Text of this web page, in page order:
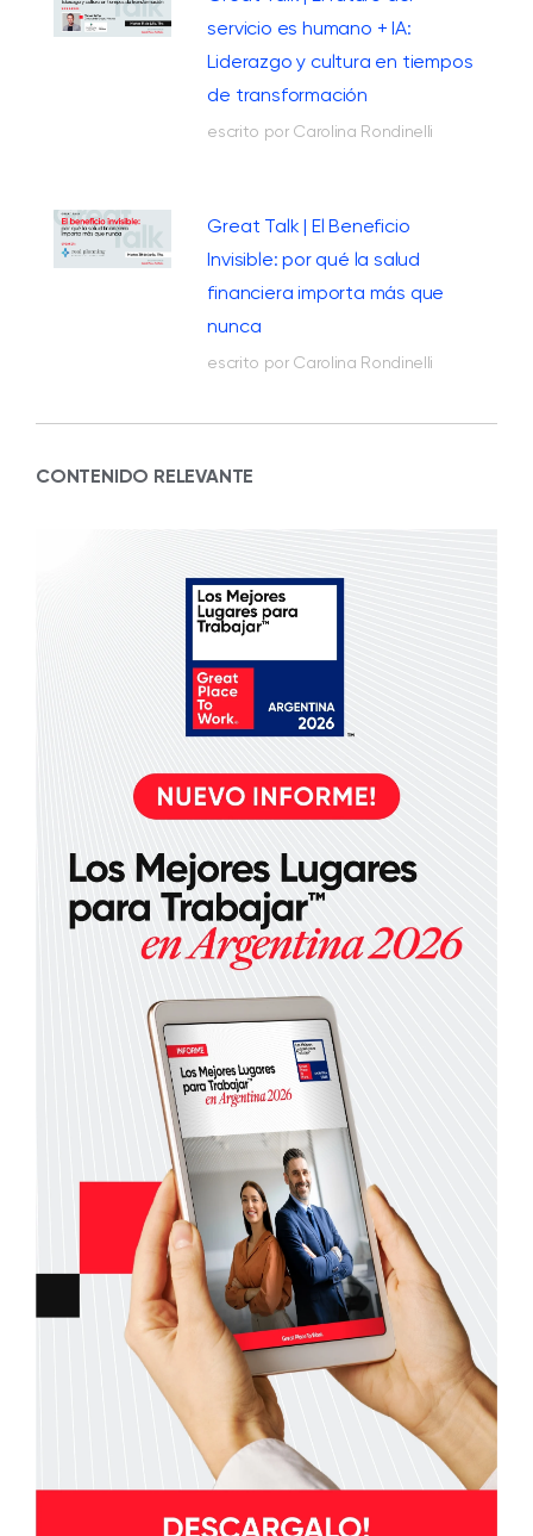
servicio es humano + IA:
Liderazgo y cultura en tiempos
de transformación
escrito por Carolina Rondinelli
Great Talk | El Beneficio
Invisible: por qué la salud
financiera importa más que
nunca
escrito por Carolina Rondinelli
CONTENIDO RELEVANTE